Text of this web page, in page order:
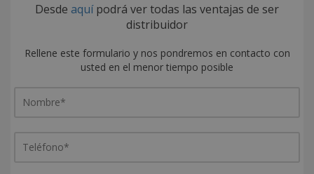
Desde aquípodrá ver todas las ventajas de ser
distribuidor
Rellene este formulario y nos pondremos en contacto con
usted en el menor tiempo posible